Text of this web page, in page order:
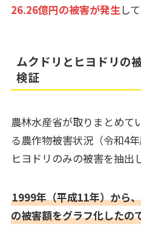
26.26億円の被害が発生し
ムクドリとヒヨドリの
検証
農林水産省が取りまとめて
る農作物被害状況（令和4
ヒヨドリのみの被害を抽出
1999年（平成11年）から
の被害額をグラフ化したの